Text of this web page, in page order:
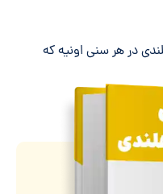
در هر سنی اونیه که